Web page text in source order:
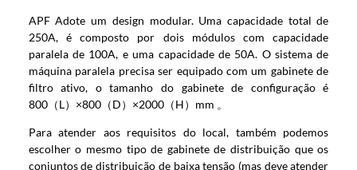
APF Adote um design modular. Uma capacidade total de
250A, é composto por dois módulos com capacidade
paralela de 100A, e uma capacidade de 50A. O sistema de
máquina paralela precisa ser equipado com um gabinete de
filtro ativo, o tamanho do gabinete de configuração é
800（L）×800（D）×2000（H）mm 。
Para atender aos requisitos do local, também podemos
escolher o mesmo tipo de gabinete de distribuição que os
conjuntos de distribuição de baixa tensão (mas deve atender